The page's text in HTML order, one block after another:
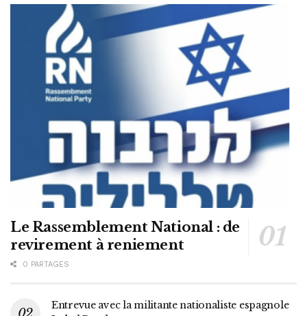
Le Rassemblement National : de
revirement à reniement
0 PARTAGES
Entrevue avec la militante nationaliste espagnole